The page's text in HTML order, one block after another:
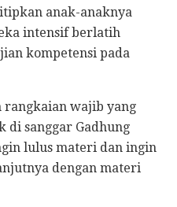
anak-anaknya
intensif berlatih
kompetensi pada
wajib yang
di sanggar Gadhung
lulus materi dan ingin
dengan materi